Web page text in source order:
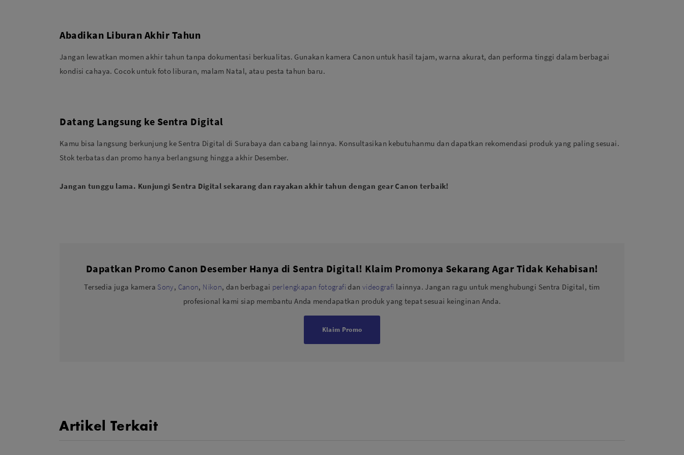
Abadikan Liburan Akhir Tahun
Jangan lewatkan momen akhir tahun tanpa dokumentasi berkualitas. Gunakan kamera Canon untuk hasil tajam, warna akurat, dan performa tinggi dalam berbagai
kondisi cahaya. Cocok untuk foto liburan, malam Natal, atau pesta tahun baru.
Datang Langsung ke Sentra Digital
Kamu bisa langsung berkunjung ke Sentra Digital di Surabaya dan cabang lainnya. Konsultasikan kebutuhanmu dan dapatkan rekomendasi produk yang paling sesuai.
Stok terbatas dan promo hanya berlangsung hingga akhir Desember.
Jangan tunggu lama. Kunjungi Sentra Digital sekarang dan rayakan akhir tahun dengan gear Canon terbaik!
Dapatkan Promo Canon Desember Hanya di Sentra Digital! Klaim Promonya Sekarang Agar Tidak Kehabisan!
Tersedia juga kamera Sony, Canon, Nikon, dan berbagai perlengkapan fotografi dan videografi lainnya. Jangan ragu untuk menghubungi Sentra Digital, tim
profesional kami siap membantu Anda mendapatkan produk yang tepat sesuai keinginan Anda.
Klaim Promo
Artikel Terkait